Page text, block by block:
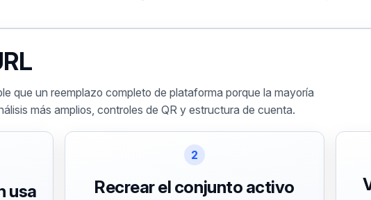
que un reemplazo completo de plataforma porque la mayoría
más amplios, controles de QR y estructura de cuenta.
usa
2
Recrear el conjunto activo